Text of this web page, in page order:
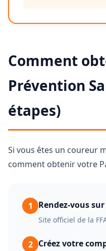
Comment
Prévention
étapes)
Si vous êtes un coureur
comment obtenir votre
1 Rendez-vous
Site officiel de la
2 Créez votre